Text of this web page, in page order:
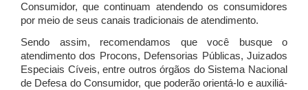
Consumidor, que continuam atendendo os consumidores
por meio de seus canais tradicionais de atendimento.
Sendo assim, recomendamos que você busque o
atendimento dos Procons, Defensorias Públicas, Juizados
Especiais Cíveis, entre outros órgãos do Sistema Nacional
de Defesa do Consumidor, que poderão orientá-lo e auxiliá-